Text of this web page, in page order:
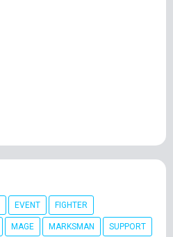
EVENT FIGHTER
MAGE MARKSMAN SUPPORT